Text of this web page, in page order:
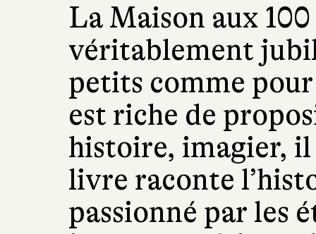
La Maison aux
véritablement
petits comme
est riche de
histoire, imagier,
livre raconte
passionné par les